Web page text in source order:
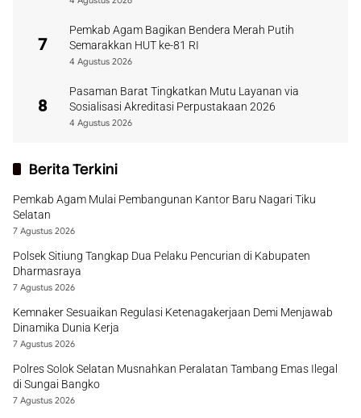
7
Pemkab Agam Bagikan Bendera Merah Putih
Semarakkan HUT ke-81 RI
4 Agustus 2026
8
Pasaman Barat Tingkatkan Mutu Layanan via
Sosialisasi Akreditasi Perpustakaan 2026
4 Agustus 2026
Berita Terkini
Pemkab Agam Mulai Pembangunan Kantor Baru Nagari Tiku
Selatan
7 Agustus 2026
Polsek Sitiung Tangkap Dua Pelaku Pencurian di Kabupaten
Dharmasraya
7 Agustus 2026
Kemnaker Sesuaikan Regulasi Ketenagakerjaan Demi Menjawab
Dinamika Dunia Kerja
7 Agustus 2026
Polres Solok Selatan Musnahkan Peralatan Tambang Emas Ilegal
di Sungai Bangko
7 Agustus 2026